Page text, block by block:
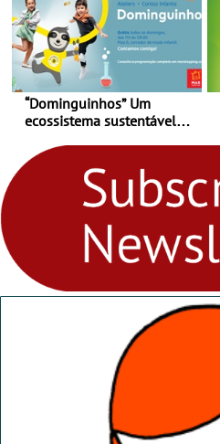
“Dominguinhos” Um
ecossistema sustentável
fores - Atelier de Educação
Ambiental nos
“Dominguinhos” de 23 de